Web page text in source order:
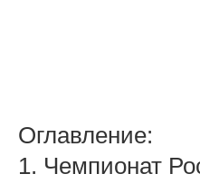
Оглавление:
1. Чемпионат